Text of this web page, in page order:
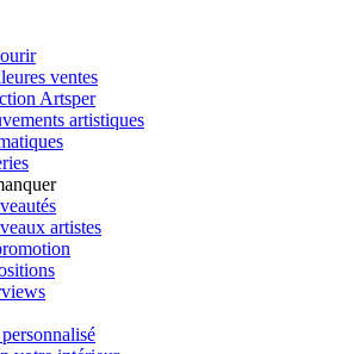
ventes
Artsper
artistiques
artistes